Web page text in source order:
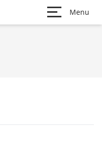
Menu